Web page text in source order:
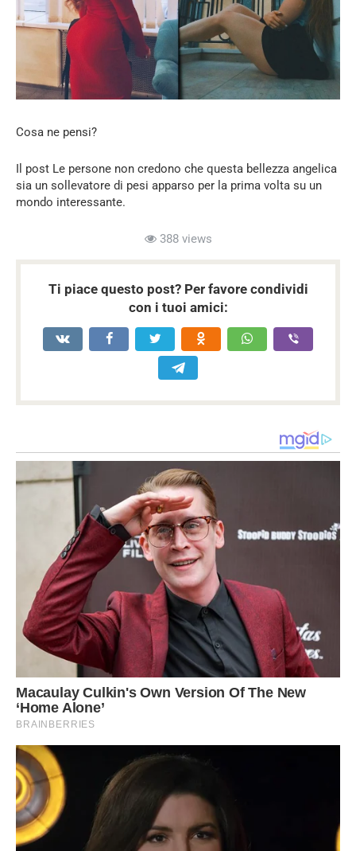
Cosa ne pensi?
Il post Le persone non credono che questa bellezza angelica
sia un sollevatore di pesi apparso per la prima volta su un
mondo interessante.
388 views
Ti piace questo post? Per favore condividi
con i tuoi amici: